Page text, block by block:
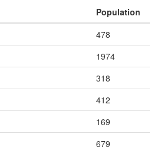
Population
478
1974
318
412
169
679